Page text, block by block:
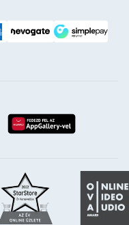
rölaz app-store-ból
letöltés